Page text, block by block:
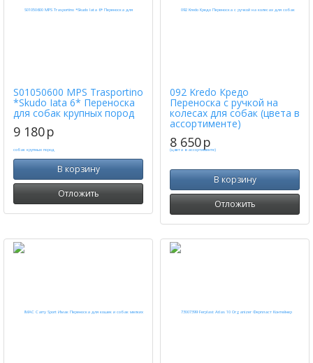
S01050600 MPS Trasportino
*Skudo Iata 6* Переноска
для собак крупных пород
9 180p
В корзину
Отложить
092 Kredo Кредо
Переноска с ручкой на
колесах для собак (цвета в
ассортименте)
8 650p
В корзину
Отложить